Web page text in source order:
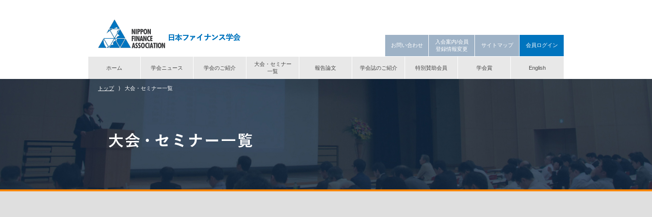
お問い合わせ
入会案内/会員
登録情報変更
サイトマップ 会員ログイン
ホーム 学会ニュース 学会のご紹介
大会・セミナー
一覧
報告論文 学会誌のご紹介 特別賛助会員 学会賞 English
トップ ⟩ 大会・セミナー一覧